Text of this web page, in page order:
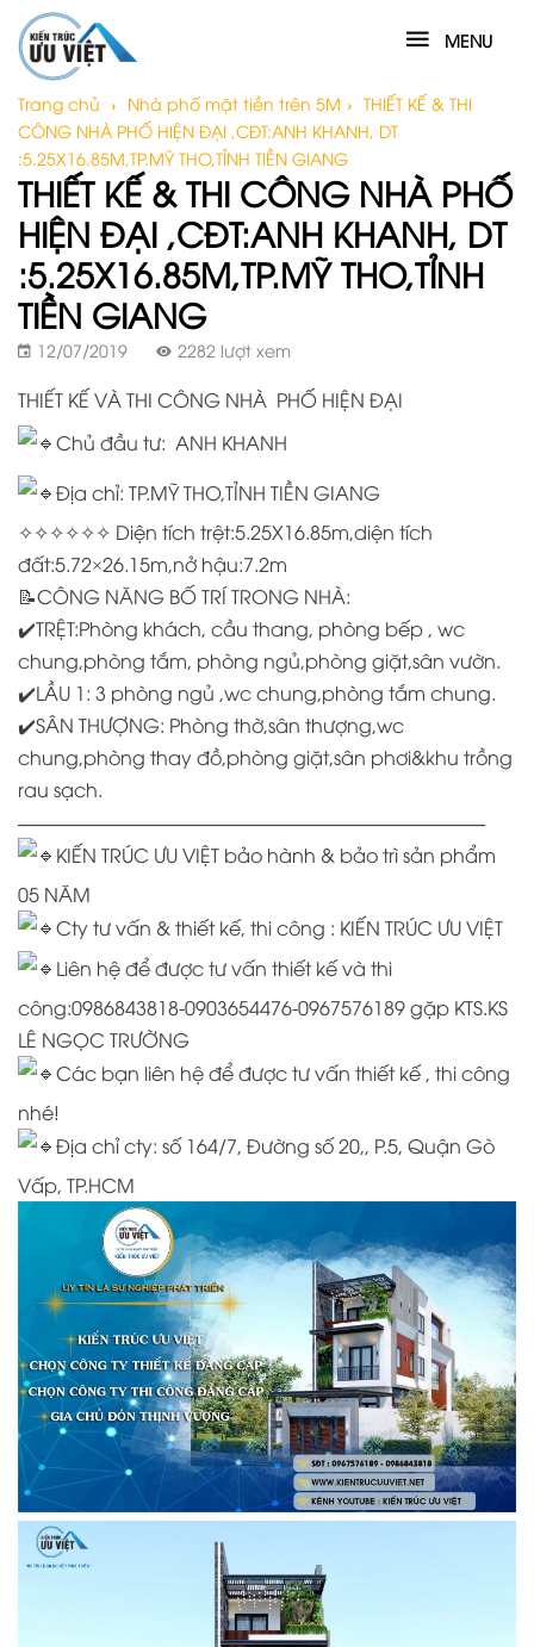
MENU
Trang chủ › Nhà phố mặt tiền trên 5M › THIẾT KẾ & THI
CÔNG NHÀ PHỐ HIỆN ĐẠI ,CĐT:ANH KHANH, DT
:5.25X16.85M,TP.MỸ THO,TỈNH TIỀN GIANG
THIẾT KẾ & THI CÔNG NHÀ PHỐ
HIỆN ĐẠI ,CĐT:ANH KHANH, DT
:5.25X16.85M,TP.MỸ THO,TỈNH
TIỀN GIANG
12/07/2019 2282 lượt xem
THIẾT KẾ VÀ THI CÔNG NHÀ PHỐ HIỆN ĐẠI
Chủ đầu tư: ANH KHANH
Địa chỉ: TP.MỸ THO,TỈNH TIỀN GIANG
✧✧✧✧✧✧ Diện tích trệt:5.25X16.85m,diện tích
đất:5.72×26.15m,nở hậu:7.2m
📝CÔNG NĂNG BỐ TRÍ TRONG NHÀ:
✔️TRỆT:Phòng khách, cầu thang, phòng bếp , wc
chung,phòng tắm, phòng ngủ,phòng giặt,sân vườn.
✔️LẦU 1: 3 phòng ngủ ,wc chung,phòng tắm chung.
✔️SÂN THƯỢNG: Phòng thờ,sân thượng,wc
chung,phòng thay đồ,phòng giặt,sân phơi&khu trồng
rau sạch.
————————————————————————–
KIẾN TRÚC ƯU VIỆT bảo hành & bảo trì sản phẩm
05 NĂM
Cty tư vấn & thiết kế, thi công : KIẾN TRÚC ƯU VIỆT
Liên hệ để được tư vấn thiết kế và thi
công:0986843818-0903654476-0967576189 gặp KTS.KS
LÊ NGỌC TRƯỜNG
Các bạn liên hệ để được tư vấn thiết kế , thi công
nhé!
Địa chỉ cty: số 164/7, Đường số 20,, P.5, Quận Gò
Vấp, TP.HCM